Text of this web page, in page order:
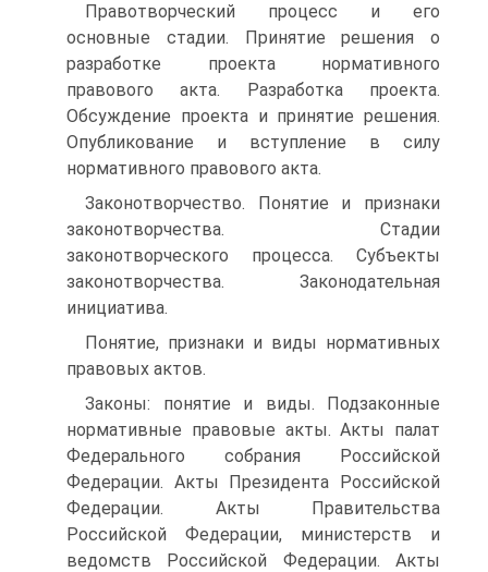
Правотворческий процесс и его
основные стадии. Принятие решения о
разработке проекта нормативного
правового акта. Разработка проекта.
Обсуждение проекта и принятие решения.
Опубликование и вступление в силу
нормативного правового акта.
Законотворчество. Понятие и признаки
законотворчества. Стадии
законотворческого процесса. Субъекты
законотворчества. Законодательная
инициатива.
Понятие, признаки и виды нормативных
правовых актов.
Законы: понятие и виды. Подзаконные
нормативные правовые акты. Акты палат
Федерального собрания Российской
Федерации. Акты Президента Российской
Федерации. Акты Правительства
Российской Федерации, министерств и
ведомств Российской Федерации. Акты